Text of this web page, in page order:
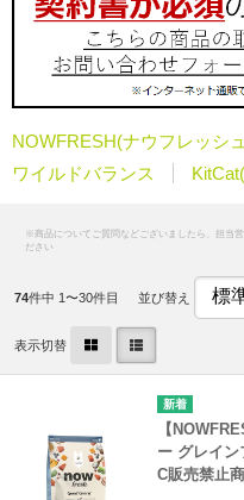
NOWFRESH(ナウフレッシ
ワイルドバランス
74件中 1〜30件目 並び替え
表示切替
【
ー グレイ
C販売禁止商